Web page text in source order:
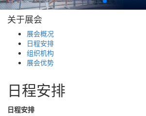
关于展会
展会概况
日程安排
组织机构
展会优势
日程安排
日程安排